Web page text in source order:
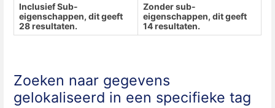
Inclusief Sub-
eigenschappen, dit geeft
28 resultaten.
Zonder sub-
eigenschappen, dit geeft
14 resultaten.
Zoeken naar gegevens
gelokaliseerd in een specifieke tag